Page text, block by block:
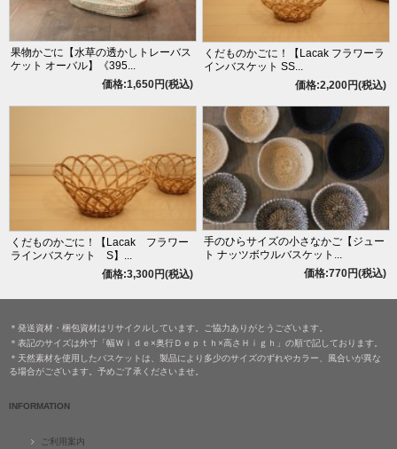
果物かごに【水草の透かしトレーバス
ケット オーバル】《395...
価格:1,650円(税込)
くだものかごに！【Lacak フラワーラ
インバスケット SS...
価格:2,200円(税込)
くだものかごに！【Lacak フラワー
ラインバスケット S】...
価格:3,300円(税込)
手のひらサイズの小さなかご【ジュー
ト ナッツボウルバスケット...
価格:770円(税込)
＊発送資材・梱包資材はリサイクルしています。ご協力ありがとうございます。
＊表記のサイズは外寸「幅Ｗｉｄｅ×奥行Ｄｅｐｔｈ×高さＨｉｇｈ」の順で記しております。
＊天然素材を使用したバスケットは、製品により多少のサイズのずれやカラー、風合いが異な
る場合がございます。予めご了承くださいませ。
INFORMATION
ご利用案内